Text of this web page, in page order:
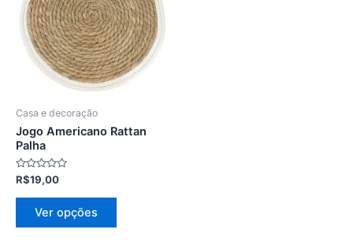
Casa e decoração
Jogo Americano Rattan
Palha
Avaliação
de
R$19,00
Ver opções
várias
variantes.
As
opções
podem
produto